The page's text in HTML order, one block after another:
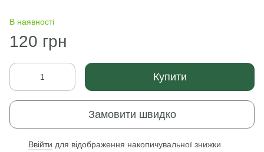
В наявності
120 грн
Купити
Замовити швидко
Ввійти для відображення накопичувальної знижки